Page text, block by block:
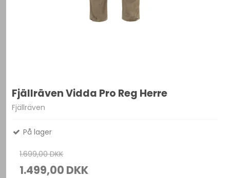
Fjällräven Vidda Pro Reg Herre
Fjällräven
På lager
1.699,00 DKK
1.499,00 DKK